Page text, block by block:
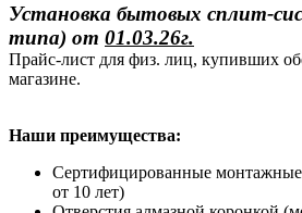
Установка бытовых сплит-
типа) от 01.03.26г.
Прайс-лист для физ. лиц, купивших
магазине.
Наши преимущества:
Сертифицированные
от 10 лет)